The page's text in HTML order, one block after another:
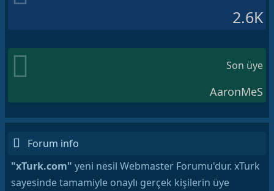
2.6K
Son üye
AaronMeS
Forum info
"xTurk.com" yeni nesil Webmaster Forumu'dur. xTurk
sayesinde tamamiyle onaylı gerçek kişilerin üye